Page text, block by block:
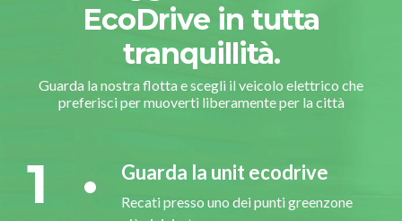
EcoDrive in tutta
tranquillità.
Guarda la nostra flotta e scegli il veicolo elettrico che
preferisci per muoverti liberamente per la città
1 Guarda la unit ecodrive
Recati presso uno dei punti greenzone